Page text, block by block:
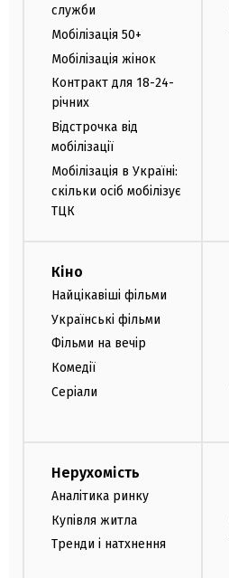
служби
Мобілізація 50+
Мобілізація жінок
Контракт для 18-24-
річних
Відстрочка від
мобілізації
Мобілізація в Україні:
скільки осіб мобілізує
ТЦК
Кіно
Найцікавіші фільми
Українські фільми
Фільми на вечір
Комедії
Серіали
Нерухомість
Аналітика ринку
Купівля житла
Тренди і натхнення